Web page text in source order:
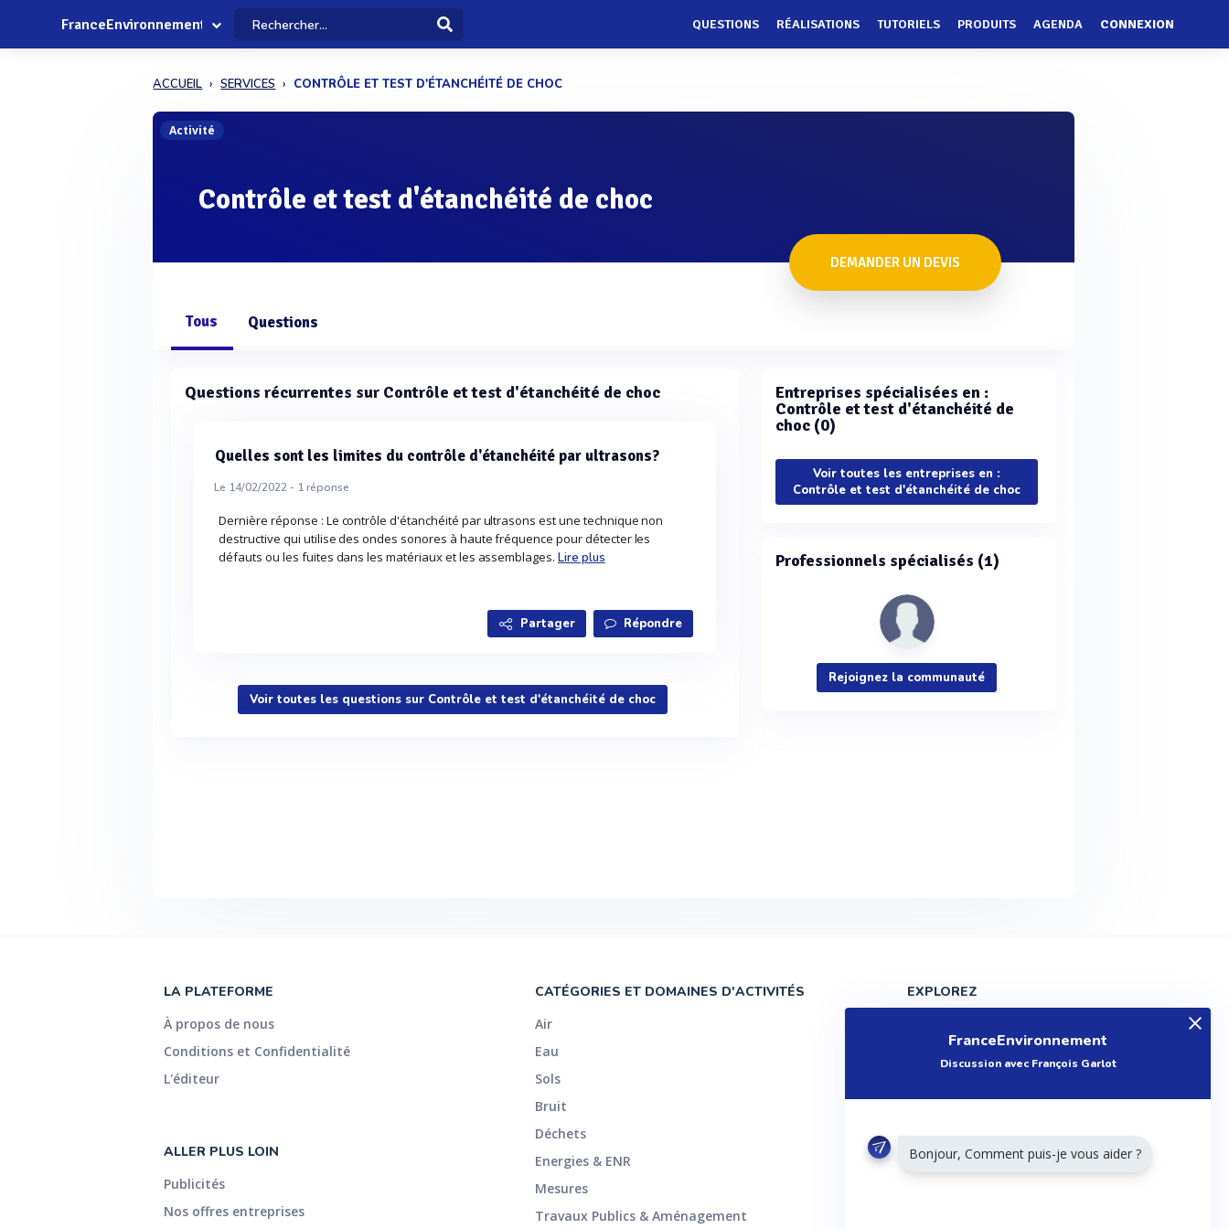
FranceEnvironnement QUESTIONS RÉALISATIONS TUTORIELS PRODUITS AGENDA CONNEXION
ACCUEIL SERVICES CONTRÔLE ET TEST D'ÉTANCHÉITÉ DE CHOC
Activité
Contrôle et test d'étanchéité de choc
DEMANDER UN DEVIS
Tous Questions
Questions récurrentes sur Contrôle et test d'étanchéité de choc
Quelles sont les limites du contrôle d'étanchéité par ultrasons?
Le 14/02/2022 - 1réponse
Dernière réponse : Le contrôle d'étanchéité par ultrasons est une technique non
destructive qui utilise des ondes sonores à haute fréquence pour détecter les
défauts ou les fuites dans les matériaux et les assemblages.Lire plus
Partager Répondre
Voir toutes les questions sur Contrôle et test d'étanchéité de choc
Entreprises spécialisées en :
Contrôle et test d'étanchéité de
choc (0)
Voir toutes les entreprises en :
Contrôle et test d'étanchéité de choc
Professionnels spécialisés (1)
Rejoignez la communauté
LA PLATEFORME
À propos de nous
Conditions et Confidentialité
L'éditeur
ALLER PLUS LOIN
Publicités
Nos offres entreprises
CATÉGORIES ET DOMAINES D'ACTIVITÉS
Air
Eau
Sols
Bruit
Déchets
Energies & ENR
Mesures
Travaux Publics & Aménagement
EXPLOREZ
Entreprises
Tutoriels
Articles
FranceEnvironnement
Discussion avec François Garlot
Bonjour, Comment puis-je vous aider ?